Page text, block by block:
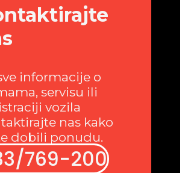
informacije o
servisu ili
vozila
nas kako
dobili ponudu.
769-200